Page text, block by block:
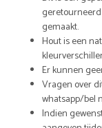
gemaakt.
Hout is een
Er kunnen
Vragen over
whatsapp/bel
Indien